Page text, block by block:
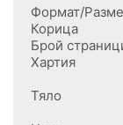
Формат/
Корица
Брой
Хартия
Тяло